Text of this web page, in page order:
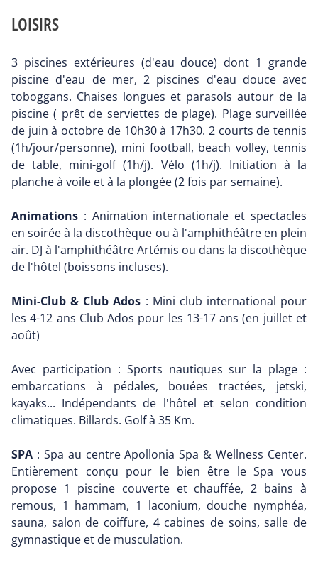
LOISIRS
3 piscines extérieures (d'eau douce) dont 1 grande
piscine d'eau de mer, 2 piscines d'eau douce avec
toboggans. Chaises longues et parasols autour de la
piscine ( prêt de serviettes de plage). Plage surveillée
de juin à octobre de 10h30 à 17h30. 2 courts de tennis
(1h/jour/personne), mini football, beach volley, tennis
de table, mini-golf (1h/j). Vélo (1h/j). Initiation à la
planche à voile et à la plongée (2 fois par semaine).
Animations : Animation internationale et spectacles
en soirée à la discothèque ou à l'amphithéâtre en plein
air. DJ à l'amphithéâtre Artémis ou dans la discothèque
de l'hôtel (boissons incluses).
Mini-Club & Club Ados : Mini club international pour
les 4-12 ans Club Ados pour les 13-17 ans (en juillet et
août)
Avec participation : Sports nautiques sur la plage :
embarcations à pédales, bouées tractées, jetski,
kayaks... Indépendants de l'hôtel et selon condition
climatiques. Billards. Golf à 35 Km.
SPA : Spa au centre Apollonia Spa & Wellness Center.
Entièrement conçu pour le bien être le Spa vous
propose 1 piscine couverte et chauffée, 2 bains à
remous, 1 hammam, 1 laconium, douche nymphéa,
sauna, salon de coiffure, 4 cabines de soins, salle de
gymnastique et de musculation.